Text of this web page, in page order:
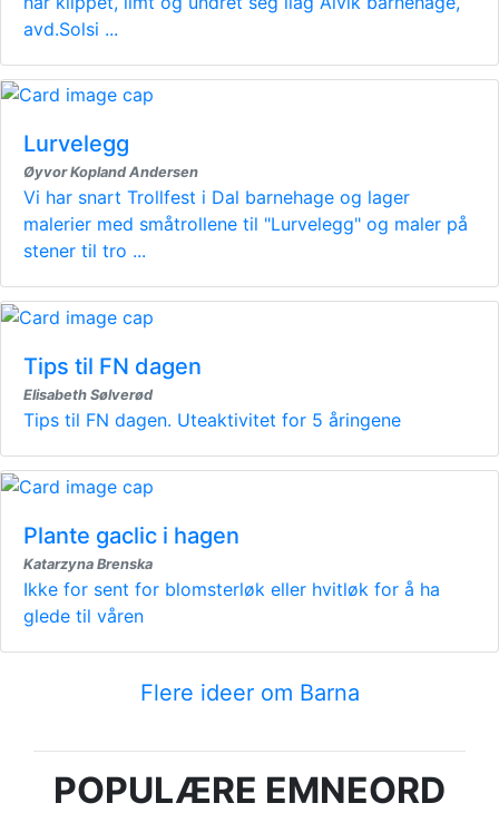
avd.Solsi ...
Lurvelegg
Øyvor Kopland Andersen
Vi har snart Trollfest i Dal barnehage og lager
malerier med småtrollene til "Lurvelegg" og maler på
stener til tro ...
Tips til FN dagen
Elisabeth Sølverød
Tips til FN dagen. Uteaktivitet for 5 åringene
Plante gaclic i hagen
Katarzyna Brenska
Ikke for sent for blomsterløk eller hvitløk for å ha
glede til våren
Flere ideer om Barna
POPULÆRE EMNEORD